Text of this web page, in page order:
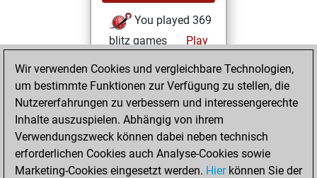
You played 369
blitz games
Play
+174 =11 -184 in
blitz
Mittwoch,
November 30,
2016
Wir verwenden Cookies und vergleichbare Technologien,
um bestimmte Funktionen zur Verfügung zu stellen, die
Nutzererfahrungen zu verbessern und interessengerechte
Inhalte auszuspielen. Abhängig von ihrem
Verwendungszweck können dabei neben technisch
erforderlichen Cookies auch Analyse-Cookies sowie
Marketing-Cookies eingesetzt werden. Hierkönnen Sie der